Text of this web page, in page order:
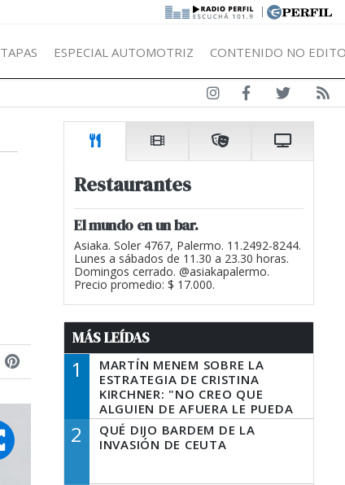
|
TAPAS ESPECIAL AUTOMOTRIZ CONTENIDO NO
Restaurantes
El mundo en un bar.
Asiaka. Soler 4767, Palermo. 11.2492-8244.
Lunes a sábados de 11.30 a 23.30 horas.
Domingos cerrado. @asiakapalermo.
Precio promedio: $ 17.000.
MÁS LEÍDAS
1
MARTÍN MENEM SOBRE LA
ESTRATEGIA DE CRISTINA
KIRCHNER: "NO CREO QUE
ALGUIEN DE AFUERA LE PUEDA
DECIR A LA JUSTICIA LO QUE
TIENE QUE HACER"
2
QUÉ DIJO BARDEM DE LA
INVASIÓN DE CEUTA